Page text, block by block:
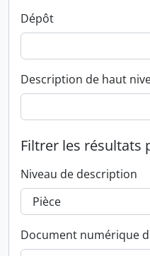
Dépôt
Description de haut
Filtrer les résultats
Niveau de description
Document numérique